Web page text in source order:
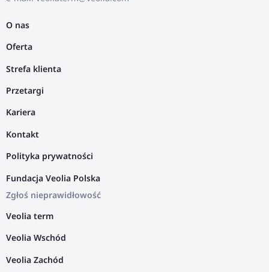
O nas
Oferta
Strefa klienta
Przetargi
Kariera
Kontakt
Polityka prywatności
Fundacja Veolia Polska
Zgłoś nieprawidłowość
Veolia term
Veolia Wschód
Veolia Zachód